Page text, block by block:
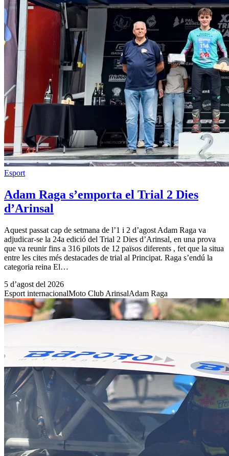
Esport
Adam Raga s’emporta el Trial 2 Dies
d’Arinsal
Aquest passat cap de setmana de l’1 i 2 d’agost Adam Raga va
adjudicar-se la 24a edició del Trial 2 Dies d’Arinsal, en una prova
que va reunir fins a 316 pilots de 12 països diferents , fet que la situa
entre les cites més destacades de trial al Principat. Raga s’endú la
categoria reina El…
5 d’agost del 2026
Esport internacionalMoto Club ArinsalAdam Raga